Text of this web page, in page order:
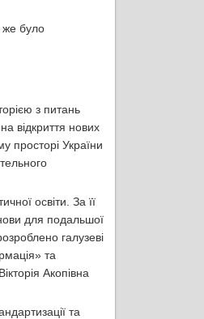
же було
з питань
відкриття нових
просторі України
освіти. За її
для подальшої
галузеві
та
Акопівна
та